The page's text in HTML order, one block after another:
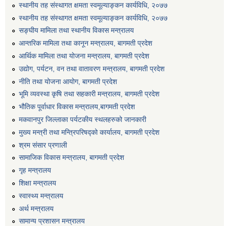
स्थानीय तह संस्थागत क्षमता स्वमूल्याङ्कन कार्यविधि, २०७७
स्थानीय तह संस्थागत क्षमता स्वमूल्याङ्कन कार्यविधि, २०७७
सङ्घीय मामिला तथा स्थानीय विकास मन्त्रालय
आन्तरिक मामिला तथा कानून मन्त्रालय, बागमती प्रदेश
आर्थिक मामिला तथा योजना मन्त्रालय, बागमती प्रदेश
उद्योग, पर्यटन, वन तथा वातावरण मन्त्रालय, बागमती प्रदेश
नीति तथा योजना आयोग, बागमती प्रदेश
भूमि व्यवस्था कृषि तथा सहकारी मन्त्रालय, बागमती प्रदेश
भौतिक पूर्वाधार विकास मन्त्रालय,बागमती प्रदेश
मकवानपुर जिल्लाका पर्यटकीय स्थलहरुको जानकारी
मुख्य मन्त्री तथा मन्त्रिपरिषद्को कार्यालय, बागमती प्रदेश
श्रम संसार प्रणाली
सामाजिक विकास मन्त्रालय, बागमती प्रदेश
गृह मन्त्रालय
शिक्षा मन्त्रालय
स्वास्थ्य मन्त्रालय
अर्थ मन्त्रालय
सामान्य प्रशासन मन्त्रालय